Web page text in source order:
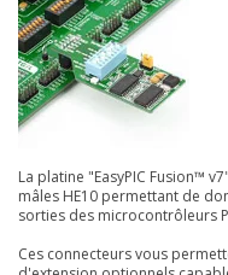
La platine "EasyPIC Fusion™
mâles HE10 permettant de
sorties des microcontrôleurs
Ces connecteurs vous